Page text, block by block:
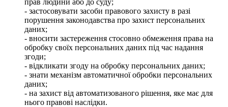
- застосовувати засоби правового захисту в разі
порушення законодавства про захист персональних
даних;
- вносити застереження стосовно обмеження права на
обробку своїх персональних даних під час надання
згоди;
- відкликати згоду на обробку персональних даних;
- знати механізм автоматичної обробки персональних
даних;
- на захист від автоматизованого рішення, яке має для
нього правові наслідки.